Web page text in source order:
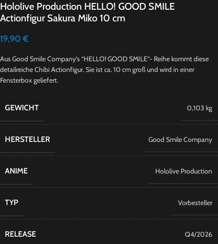
Hololive Production HELLO! GOOD SMILE
Actionfigur Sakura Miko 10 cm
19,90 €
Aus Good Smile Company’s “HELLO! GOOD SMILE”- Reihe kommt diese
detailreiche Chibi Actionfigur. Sie ist ca. 10 cm groß und wird in einer
Fensterbox geliefert.
GEWICHT 0,103 kg
HERSTELLER Good Smile Company
ANIME Hololive Production
TYP Vorbesteller
RELEASE Q4/2026